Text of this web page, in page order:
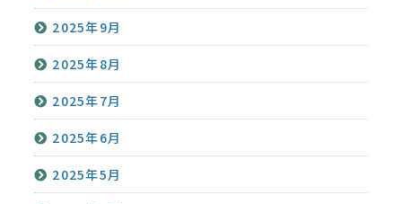
2025年9月
2025年8月
2025年7月
2025年6月
2025年5月